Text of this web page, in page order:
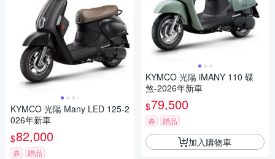
KYMCO 光陽 Many LED 125-2
026年新車
$82,000
券 贈品
KYMCO 光陽 iMANY 110 碟
煞-2026年新車
$79,500
券 贈品
加入購物車